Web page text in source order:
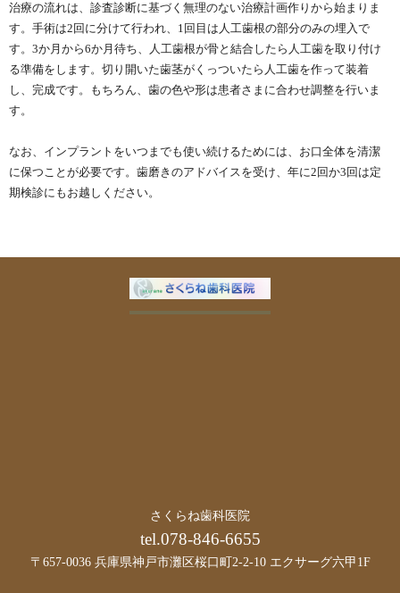
治療の流れは、診査診断に基づく無理のない治療計画作りから始まりま
す。手術は2回に分けて行われ、1回目は人工歯根の部分のみの埋入で
す。3か月から6か月待ち、人工歯根が骨と結合したら人工歯を取り付け
る準備をします。切り開いた歯茎がくっついたら人工歯を作って装着
し、完成です。もちろん、歯の色や形は患者さまに合わせ調整を行いま
す。
なお、インプラントをいつまでも使い続けるためには、お口全体を清潔
に保つことが必要です。歯磨きのアドバイスを受け、年に2回か3回は定
期検診にもお越しください。
さくらね歯科医院
tel.078-846-6655
〒657-0036 兵庫県神戸市灘区桜口町2-2-10 エクサーグ六甲1F